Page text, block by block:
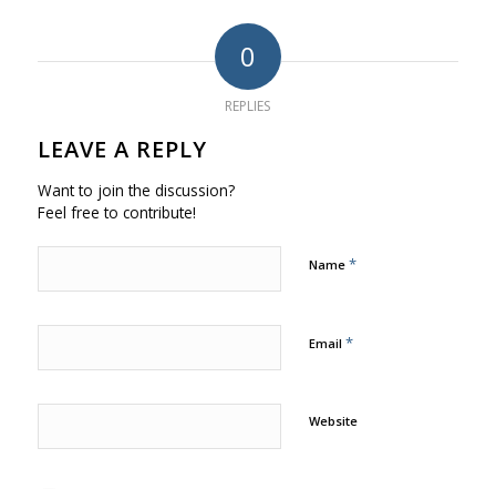
0
REPLIES
LEAVE A REPLY
Want to join the discussion?
Feel free to contribute!
Name *
Email *
Website